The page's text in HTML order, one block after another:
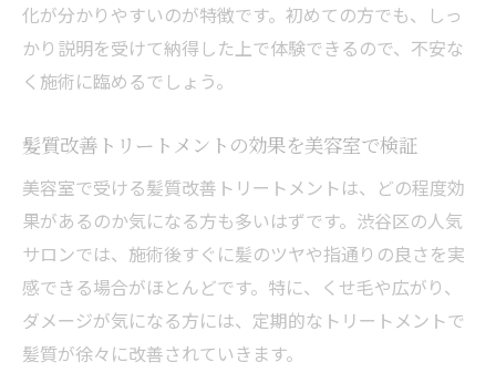
化が分かりやすいのが特徴です。初めての方でも、しっ
かり説明を受けて納得した上で体験できるので、不安な
く施術に臨めるでしょう。
髪質改善トリートメントの効果を美容室で検証
美容室で受ける髪質改善トリートメントは、どの程度効
果があるのか気になる方も多いはずです。渋谷区の人気
サロンでは、施術後すぐに髪のツヤや指通りの良さを実
感できる場合がほとんどです。特に、くせ毛や広がり、
ダメージが気になる方には、定期的なトリートメントで
髪質が徐々に改善されていきます。